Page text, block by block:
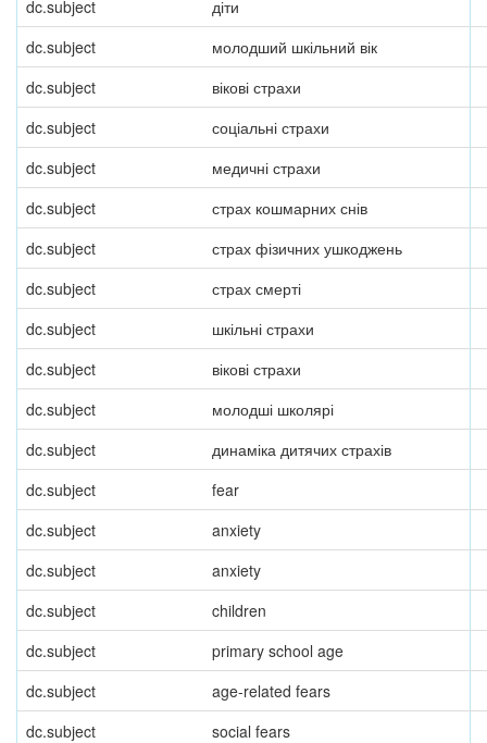
dc.subject
діти
dc.subject
молодший шкільний вік
dc.subject
вікові страхи
dc.subject
соціальні страхи
dc.subject
медичні страхи
dc.subject
страх кошмарних снів
dc.subject
страх фізичних ушкоджень
dc.subject
страх смерті
dc.subject
шкільні страхи
dc.subject
вікові страхи
dc.subject
молодші школярі
dc.subject
динаміка дитячих страхів
dc.subject
fear
dc.subject
anxiety
dc.subject
anxiety
dc.subject
children
dc.subject
primary school age
dc.subject
age-related fears
dc.subject
social fears